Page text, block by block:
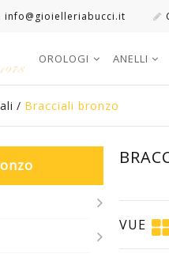
info@gioielleriabucci.it
OROLOGI ANELLI
/ Bracciali bronzo
VUE